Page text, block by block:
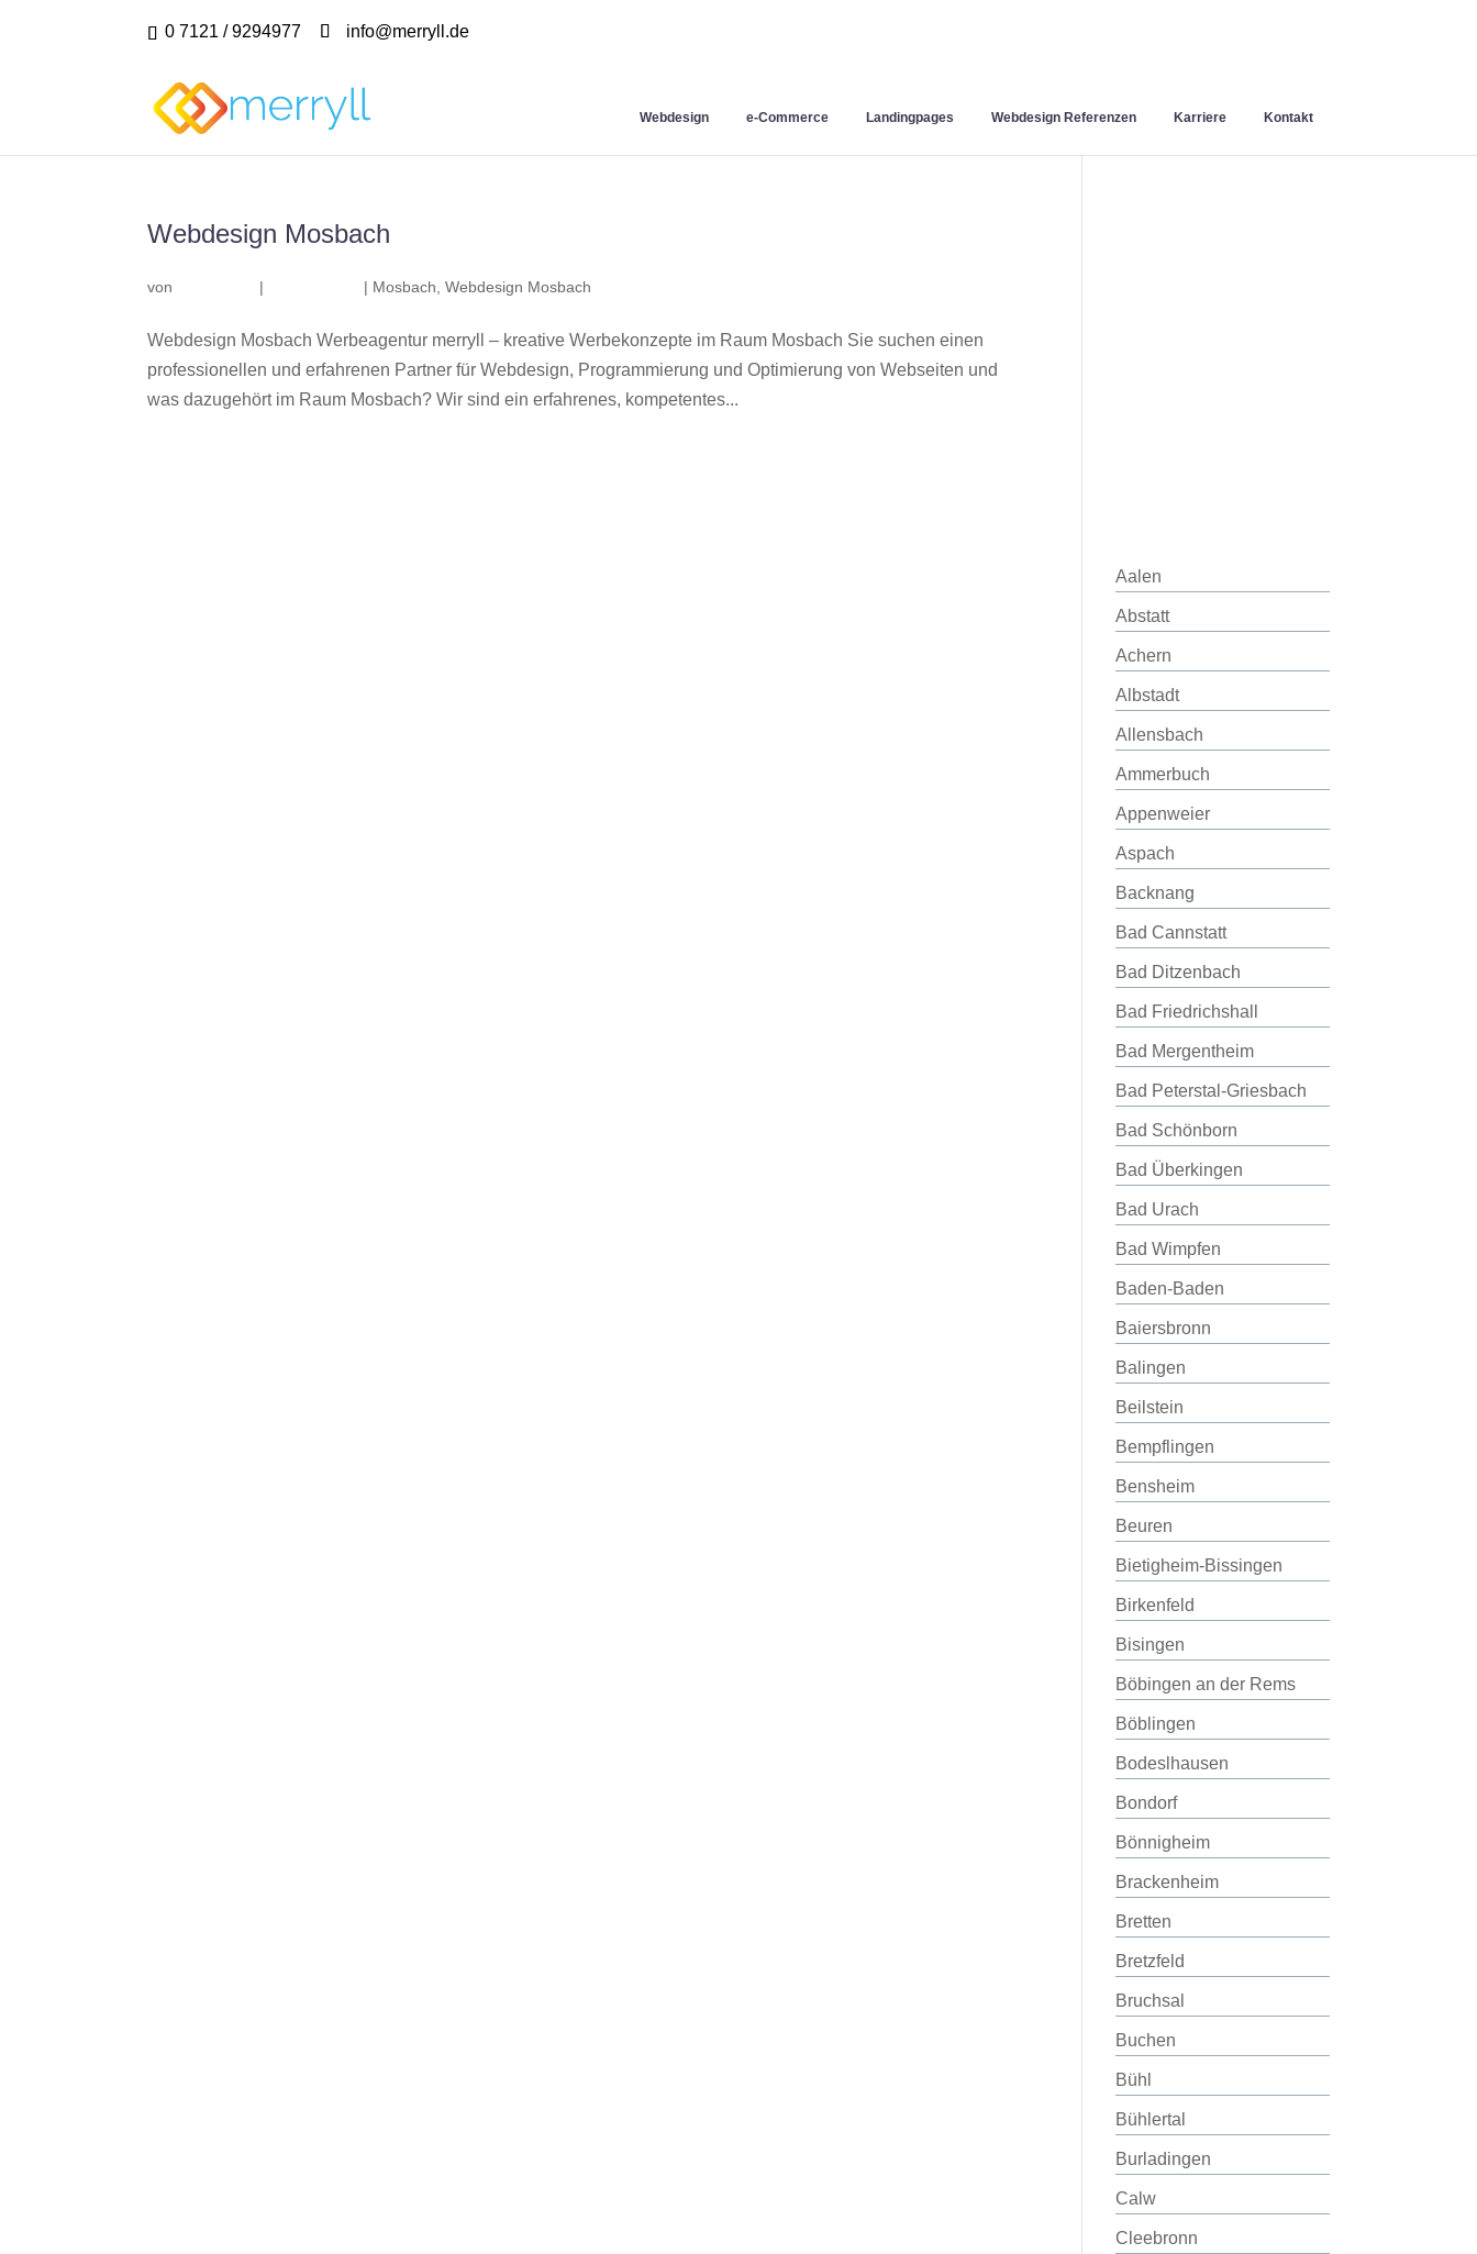
0 7121 / 9294977 info@merryll.de
Webdesign e-Commerce Landingpages Webdesign Referenzen Karriere Kontakt
Webdesign Mosbach
von | | Mosbach ,Webdesign Mosbach
Webdesign Mosbach Werbeagentur merryll – kreative Werbekonzepte im Raum Mosbach Sie suchen einen
professionellen und erfahrenen Partner für Webdesign, Programmierung und Optimierung von Webseiten und
was dazugehört im Raum Mosbach? Wir sind ein erfahrenes, kompetentes...
Aalen
Abstatt
Achern
Albstadt
Allensbach
Ammerbuch
Appenweier
Aspach
Backnang
Bad Cannstatt
Bad Ditzenbach
Bad Friedrichshall
Bad Mergentheim
Bad Peterstal-Griesbach
Bad Schönborn
Bad Überkingen
Bad Urach
Bad Wimpfen
Baden-Baden
Baiersbronn
Balingen
Beilstein
Bempflingen
Bensheim
Beuren
Bietigheim-Bissingen
Birkenfeld
Bisingen
Böbingen an der Rems
Böblingen
Bodeslhausen
Bondorf
Bönnigheim
Brackenheim
Bretten
Bretzfeld
Bruchsal
Buchen
Bühl
Bühlertal
Burladingen
Calw
Cleebronn